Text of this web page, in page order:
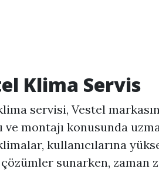
Klima Servis
servisi, Vestel
ve montajı konusunda
kullanıcılarına
sunarken, zaman